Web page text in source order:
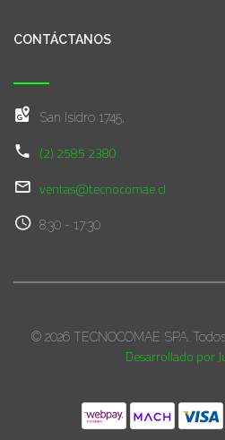
CONTÁCTANOS
San Isidro 1745,
(2) 2585 2380
ventas@tecnocomae.cl
8:30 - 17:30
© 2026 TECNOCOMAE SPA.
Desarrollado por